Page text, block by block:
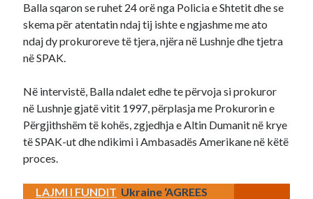
Balla sqaron se ruhet 24 orë nga Policia e Shtetit dhe se
skema për atentatin ndaj tij ishte e ngjashme me ato
ndaj dy prokuroreve të tjera, njëra në Lushnje dhe tjetra
në SPAK.
Në intervistë, Balla ndalet edhe te përvoja si prokuror
në Lushnje gjatë vitit 1997, përplasja me Prokurorin e
Përgjithshëm të kohës, zgjedhja e Altin Dumanit në krye
të SPAK-ut dhe ndikimi i Ambasadës Amerikane në këtë
proces.
LAJMI I FUNDIT Ukraine ‘AGREES